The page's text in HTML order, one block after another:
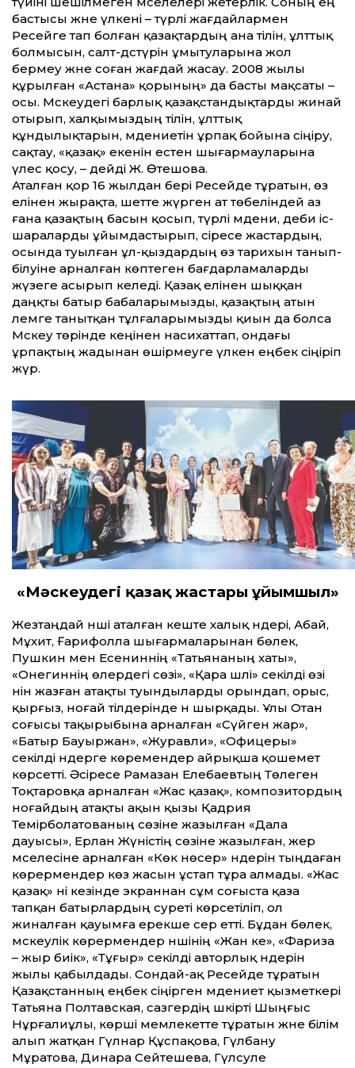
бастысы және үлкені – түрлі жағдайлармен
Ресейге тап болған қазақтардың ана тілін, ұлт­тық
болмысын, салт-дәстүрін ұмытуларына жол
бермеу және соған жағдай жасау. 2008 жылы
құрылған «Астана» қорының» да басты мақсаты –
осы. Мәскеудегі барлық қазақ­стандықтарды жинай
отырып, халқымыздың тілін, ұлт­тық
құндылықтарын, мәдениетін ұрпақ бойына сіңіру,
сақтау, «қазақ» екенін естен шығармауларына
үлес қосу, – дейді Ж. Өтешова.
Аталған қор 16 жылдан бері Ресейде тұратын, өз
елінен жырақта, шет­те жүрген ат төбеліндей аз
ғана қазақтың басын қосып, түрлі мәдени, әдеби іс-
шараларды ұйымдастырып, әсіресе жастардың,
осында туылған ұл-қыздардың өз тарихын танып-
білуіне арналған көптеген бағдарламаларды
жүзеге асырып келеді. Қазақ елінен шыққан
даңқты батыр бабаларымызды, қазақтың атын
әлемге танытқан тұлғаларымызды қиын да болса
Мәскеу төрінде кеңінен насихат­тап, ондағы
ұрпақтың жадынан өшірмеуге үлкен еңбек сіңіріп
жүр.
«Мәскеудегі қазақ жастары ұйымшыл»
Жезтаңдай әнші аталған кеште халық әндері, Абай,
Мұхит, Ғарифолла шығармаларынан бөлек,
Пушкин мен Есениннің «Татьянаның хаты»,
«Онегиннің өлердегі сөзі», «Қара шәлі» секілді өзі
әнін жазған атақты туындыларды орындап, орыс,
қырғыз, ноғай тілдерінде ән шырқады. Ұлы Отан
соғысы тақырыбына арналған «Сүйген жар»,
«Батыр Бауыржан», «Журавли», «Офицеры»
секілді әндерге көремендер айрықша қошемет
көрсет­ті. Әсіресе Рамазан Елебаевтың Төлеген
Тоқтаровқа арналған «Жас қазақ», композитордың
ноғайдың атақты ақын қызы Қадрия
Темірболатованың сөзіне жазылған «Дала
дауысы», Ерлан Жүністің сөзіне жазылған, жер
мәселесіне арналған «Көк нөсер» әндерін тыңдаған
көрермендер көз жасын ұстап тұра алмады. «Жас
қазақ» әні кезінде экраннан сұм соғыста қаза
тапқан батырлардың суреті көрсетіліп, ол
жиналған қауымға ерекше әсер ет­ті. Бұдан бөлек,
мәскеулік көрермендер әншінің «Жан әке», «Фариза
– жыр биік», «Тұғыр» секілді авторлық әндерін
жылы қабылдады. Сондай-ақ Ресейде тұратын
Қазақ­станның еңбек сіңірген мәдениет қызметкері
Татьяна Полтавская, сазгердің шәкірті Шыңғыс
Нұрғалиұлы, көрші мемлекет­те тұратын және білім
алып жатқан Гүлнар Құспақова, Гүлбану
Мұратова, Динара Сейтешева, Гүлсәуле